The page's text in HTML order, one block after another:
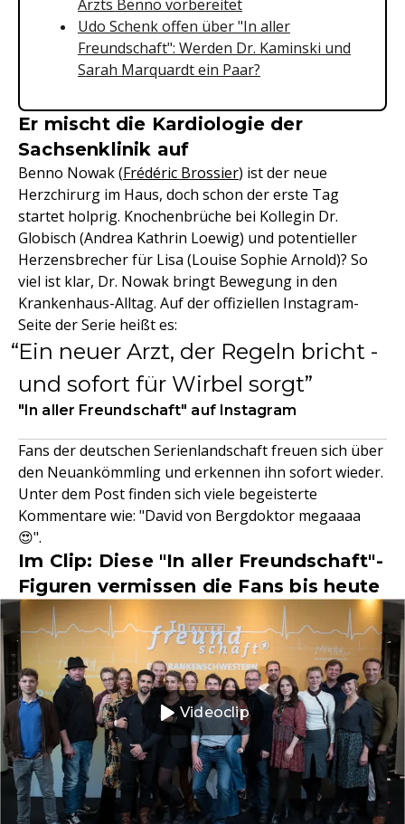
Arzts Benno vorbereitet
Udo Schenk offen über "In aller
Freundschaft": Werden Dr. Kaminski und
Sarah Marquardt ein Paar?
Er mischt die Kardiologie der
Sachsenklinik auf
Benno Nowak (Frédéric Brossier) ist der neue
Herzchirurg im Haus, doch schon der erste Tag
startet holprig. Knochenbrüche bei Kollegin Dr.
Globisch (Andrea Kathrin Loewig) und potentieller
Herzensbrecher für Lisa (Louise Sophie Arnold)? So
viel ist klar, Dr. Nowak bringt Bewegung in den
Krankenhaus-Alltag. Auf der offiziellen Instagram-
Seite der Serie heißt es:
Ein neuer Arzt, der Regeln bricht -
und sofort für Wirbel sorgt
"In aller Freundschaft" auf Instagram
Fans der deutschen Serienlandschaft freuen sich über
den Neuankömmling und erkennen ihn sofort wieder.
Unter dem Post finden sich viele begeisterte
Kommentare wie: "David von Bergdoktor megaaaa
😍".
Im Clip: Diese "In aller Freundschaft"-
Figuren vermissen die Fans bis heute
Videoclip